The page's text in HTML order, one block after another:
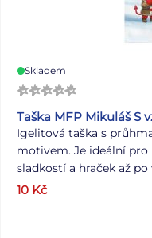
Skladem
Taška MFP Mikuláš S
Igelitová taška s
motivem. Je ideální
sladkostí a hraček až
obrázek Mikuláše,
průhmatem, což je
10 Kč